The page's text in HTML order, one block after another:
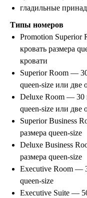
гладильные
Типы номеров
Promotion Superior
кровать размера
кровати
Superior Room —
queen-size или две
Deluxe Room — 30
queen-size или две
Superior Business
размера queen-size
Deluxe Business
размера queen-size
Executive Room —
queen-size
Executive Suite —
+7 (495) 032-15-95
г. Москва, ул.
стр. 1 оф. 312
Политика
г. Томск, ул.
ООО «ЛетайОтдыхай»
ИНН 7000019484
Туры от 60